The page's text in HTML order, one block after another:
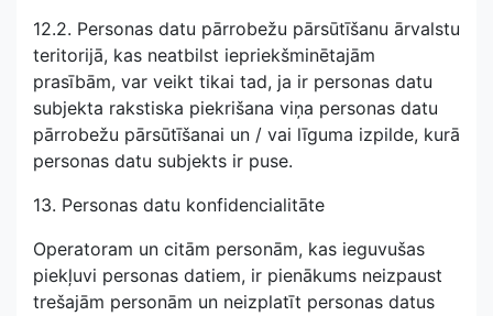
12.2. Personas datu pārrobežu pārsūtīšanu ārvalstu
teritorijā, kas neatbilst iepriekšminētajām
prasībām, var veikt tikai tad, ja ir personas datu
subjekta rakstiska piekrišana viņa personas datu
pārrobežu pārsūtīšanai un / vai līguma izpilde, kurā
personas datu subjekts ir puse.
13. Personas datu konfidencialitāte
Operatoram un citām personām, kas ieguvušas
piekļuvi personas datiem, ir pienākums neizpaust
trešajām personām un neizplatīt personas datus